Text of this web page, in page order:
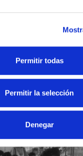
Permitir todas
Permitir la selección
Denegar
nuestros
arte y guías